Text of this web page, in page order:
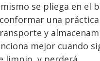
se pliega en el
una
y
mejor cuando